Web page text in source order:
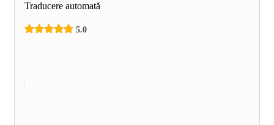
Traducere automată
5.0